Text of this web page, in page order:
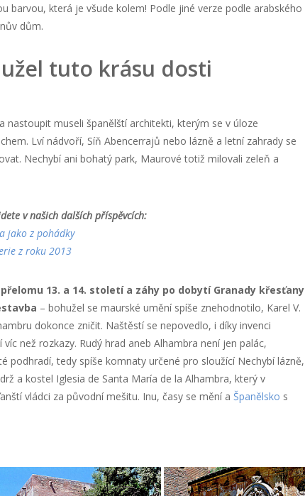
barvou, která je všude kolem! Podle jiné verze podle arabského
dům.
tuto krásu dosti
nastoupit museli španělští architekti, kterým se v úloze
Lví nádvoří, Síň Abencerrajů nebo lázně a letní zahrady se
Nechybí ani bohatý park, Maurové totiž milovali zeleň a
v našich dalších příspěvcích:
jako z pohádky
z roku 2013
13. a 14. století a záhy po dobytí Granady křesťany
– bohužel se maurské umění spíše znehodnotilo, Karel V.
dokonce zničit. Naštěstí se nepovedlo, i díky invenci
než rozkazy. Rudý hrad aneb Alhambra není jen palác,
podhradí, tedy spíše komnaty určené pro sloužící Nechybí lázně,
a kostel Iglesia de Santa María de la Alhambra, který v
vládci za původní mešitu. Inu, časy se mění a Španělsko s